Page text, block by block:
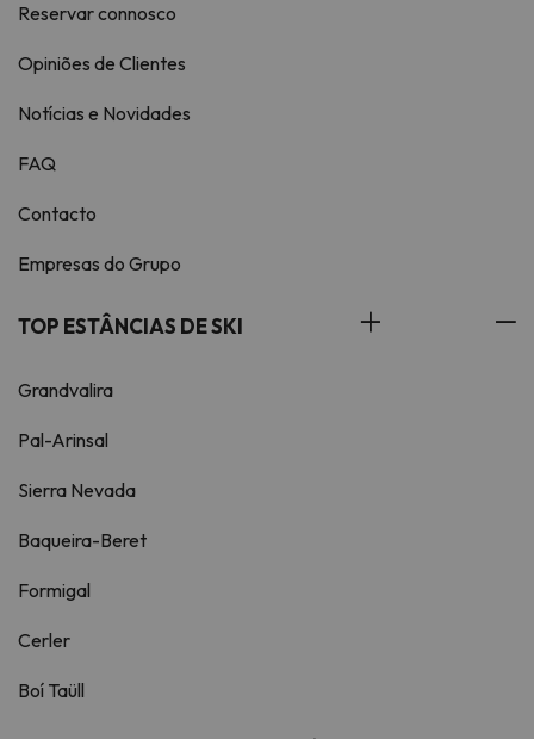
Reservar connosco
Opiniões de Clientes
Notícias e Novidades
FAQ
Contacto
Empresas do Grupo
TOP ESTÂNCIAS DE SKI
Grandvalira
Pal-Arinsal
Sierra Nevada
Baqueira-Beret
Formigal
Cerler
Boí Taüll